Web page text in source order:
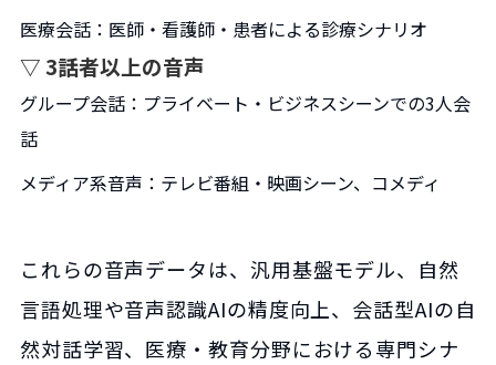
医療会話：医師・看護師・患者による診療シナリオ
▽ 3話者以上の音声
グループ会話：プライベート・ビジネスシーンでの3人会
話
メディア系音声：テレビ番組・映画シーン、コメディ
これらの音声データは、汎用基盤モデル、自然
言語処理や音声認識AIの精度向上、会話型AIの自
然対話学習、医療・教育分野における専門シナ